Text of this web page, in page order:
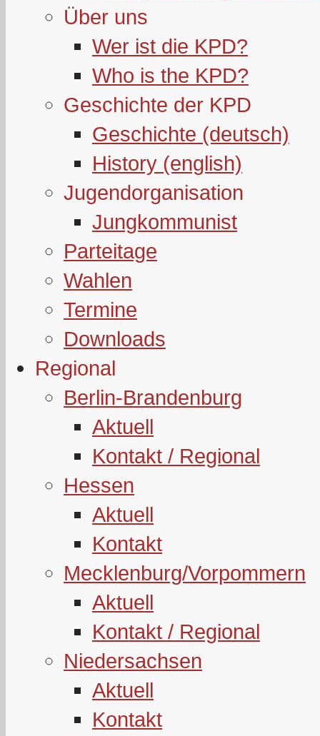
Über uns
Wer ist die KPD?
Who is the KPD?
Geschichte der KPD
Geschichte (deutsch)
History (english)
Jugendorganisation
Jungkommunist
Parteitage
Wahlen
Termine
Downloads
Regional
Berlin-Brandenburg
Aktuell
Kontakt / Regional
Hessen
Aktuell
Kontakt
Mecklenburg/Vorpommern
Aktuell
Kontakt / Regional
Niedersachsen
Aktuell
Kontakt